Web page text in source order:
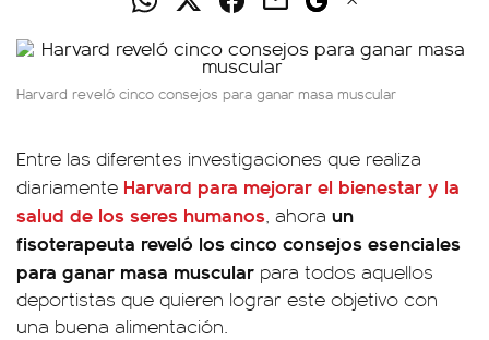
Harvard reveló cinco consejos para ganar masa muscular
Entre las diferentes investigaciones que realiza
diariamente Harvard para mejorar el bienestar y la
salud de los seres humanos, ahora un
fisoterapeuta reveló los cinco consejos esenciales
para ganar masa muscular para todos aquellos
deportistas que quieren lograr este objetivo con
una buena alimentación.